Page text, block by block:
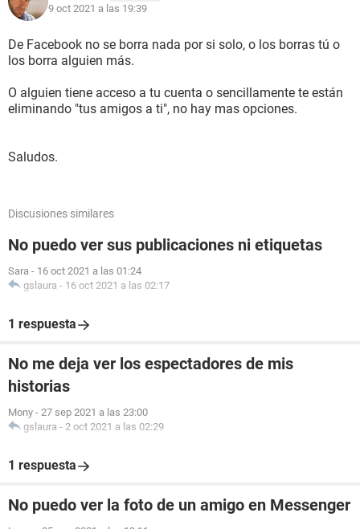
9 oct 2021 a las 19:39
De Facebook no se borra nada por si solo, o los borras tú o
los borra alguien más.
O alguien tiene acceso a tu cuenta o sencillamente te están
eliminando "tus amigos a ti", no hay mas opciones.
Saludos.
Discusiones similares
No puedo ver sus publicaciones ni etiquetas
Sara - 16 oct 2021 a las 01:24
gslaura - 16 oct 2021 a las 02:17
1 respuesta
No me deja ver los espectadores de mis
historias
Mony - 27 sep 2021 a las 23:00
gslaura - 2 oct 2021 a las 02:29
1 respuesta
No puedo ver la foto de un amigo en Messenger